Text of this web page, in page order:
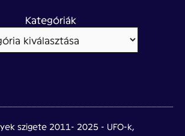
Kategóriák
szigete 2011- 2025 - UFO-k,